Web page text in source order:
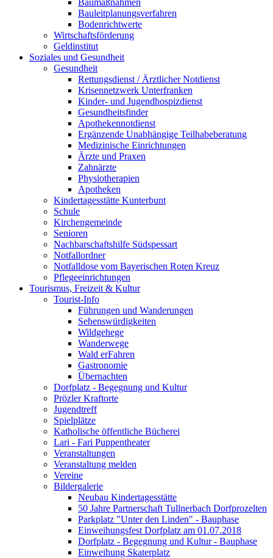
Baumaßnahmen
Bauleitplanungsverfahren
Bodenrichtwerte
Wirtschaftsförderung
Geldinstitut
Soziales und Gesundheit
Gesundheit
Rettungsdienst / Ärztlicher Notdienst
Krisennetzwerk Unterfranken
Kinder- und Jugendhospizdienst
Gesundheitsfinder
Apothekennotdienst
Ergänzende Unabhängige Teilhabeberatung
Medizinische Einrichtungen
Ärzte und Praxen
Zahnärzte
Physiotherapien
Apotheken
Kindertagesstätte Kunterbunt
Schule
Kirchengemeinde
Senioren
Nachbarschaftshilfe Südspessart
Notfallordner
Notfalldose vom Bayerischen Roten Kreuz
Pflegeeinrichtungen
Tourismus, Freizeit & Kultur
Tourist-Info
Führungen und Wanderungen
Sehenswürdigkeiten
Wildgehege
Wanderwege
Wald erFahren
Gastronomie
Übernachten
Dorfplatz - Begegnung und Kultur
Prözler Kraftorte
Jugendtreff
Spielplätze
Katholische öffentliche Bücherei
Lari - Fari Puppentheater
Veranstaltungen
Veranstaltung melden
Vereine
Bildergalerie
Neubau Kindertagesstätte
50 Jahre Partnerschaft Tullnerbach Dorfprozelten
Parkplatz "Unter den Linden" - Bauphase
Einweihungsfest Dorfplatz am 01.07.2018
Dorfplatz - Begegnung und Kultur - Bauphase
Einweihung Skaterplatz